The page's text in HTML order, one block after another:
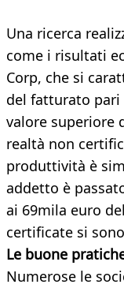
Una ricerca
come i risultati
Corp, che si
del fatturato pari
valore superiore
realtà non
produttività è
addetto è
ai 69mila euro
certificate si
Le buone
Numerose le